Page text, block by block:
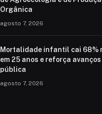
Orgânica
agosto 7, 2026
Mortalidade infantil cai 68%
em 25 anos e reforça
pública
agosto 7, 2026